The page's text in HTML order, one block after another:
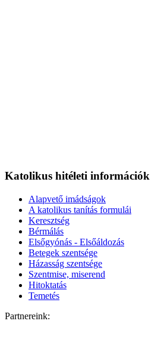
Katolikus hitéleti információk
Alapvető imádságok
A katolikus tanítás formulái
Keresztség
Bérmálás
Elsőgyónás - Elsőáldozás
Betegek szentsége
Házasság szentsége
Szentmise, miserend
Hitoktatás
Temetés
Partnereink: